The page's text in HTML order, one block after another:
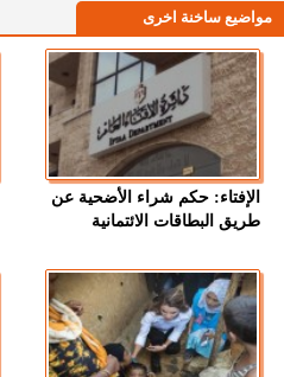
مواضيع ساخنة اخرى
الإفتاء: حكم شراء الأضحية عن
طريق البطاقات الائتمانية